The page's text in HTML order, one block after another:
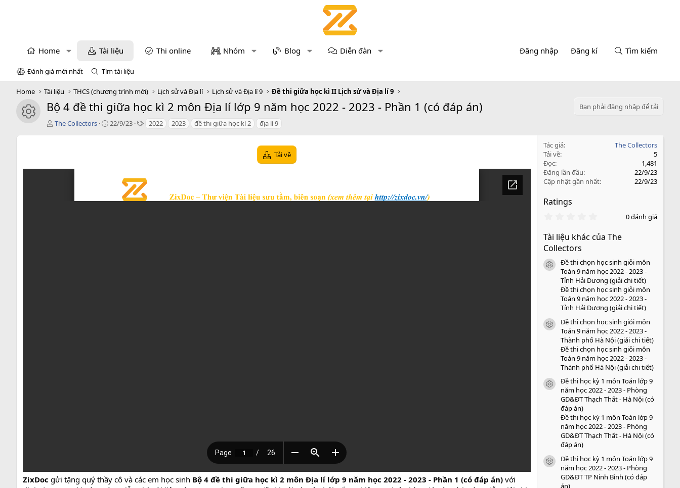
Home Tài liệu Thi online Nhóm Blog Diễn đàn Đăng nhập Đăng kí Tìm kiếm
Đánh giá mới nhất Tìm tài liệu
Home Tài liệu THCS (chương trình mới) Lịch sử và Địa lí Lịch sử và Địa lí 9 Đề thi giữa học kì II Lịch sử và Địa lí 9
icon tài liệu
Bộ 4 đề thi giữa học kì 2 môn Địa lí lớp 9 năm học 2022 - 2023 - Phần 1 (có đáp án)
Bạn phải đăng nhập để tải
T
ả
The Collectors
C
22/9/23
T 2022 2023 đề thi giữa học kì 2 địa lí 9
Tải về
ZixDoc gửi tặng quý thầy cô và các em học sinh Bộ 4 đề thi giữa học kì 2 môn Địa lí lớp 9 năm học 2022 - 2023 - Phần 1 (có đáp án) với
Tác giả
The Collectors
Tải về
5
Đọc
1,481
Đăng lần đầu
22/9/23
Cập nhật gần nhất
22/9/23
Ratings
0
0
o
0 đánh giá
Tài liệu khác của The
Collectors
icon tài liệu
Đề thi chọn học sinh giỏi môn
Toán 9 năm học 2022 - 2023 -
Tỉnh Hải Dương (giải chi tiết)
Đề thi chọn học sinh giỏi môn
Toán 9 năm học 2022 - 2023 -
Tỉnh Hải Dương (giải chi tiết)
icon tài liệu
Đề thi chọn học sinh giỏi môn
Toán 9 năm học 2022 - 2023 -
Thành phố Hà Nội (giải chi tiết)
Đề thi chọn học sinh giỏi môn
Toán 9 năm học 2022 - 2023 -
Thành phố Hà Nội (giải chi tiết)
icon tài liệu
Đề thi học kỳ 1 môn Toán lớp 9
năm học 2022 - 2023 - Phòng
GD&ĐT Thạch Thất - Hà Nội (có
đáp án)
Đề thi học kỳ 1 môn Toán lớp 9
năm học 2022 - 2023 - Phòng
GD&ĐT Thạch Thất - Hà Nội (có
đáp án)
icon tài liệu
Đề thi học kỳ 1 môn Toán lớp 9
năm học 2022 - 2023 - Phòng
GD&ĐT TP Ninh Bình (có đáp
án)